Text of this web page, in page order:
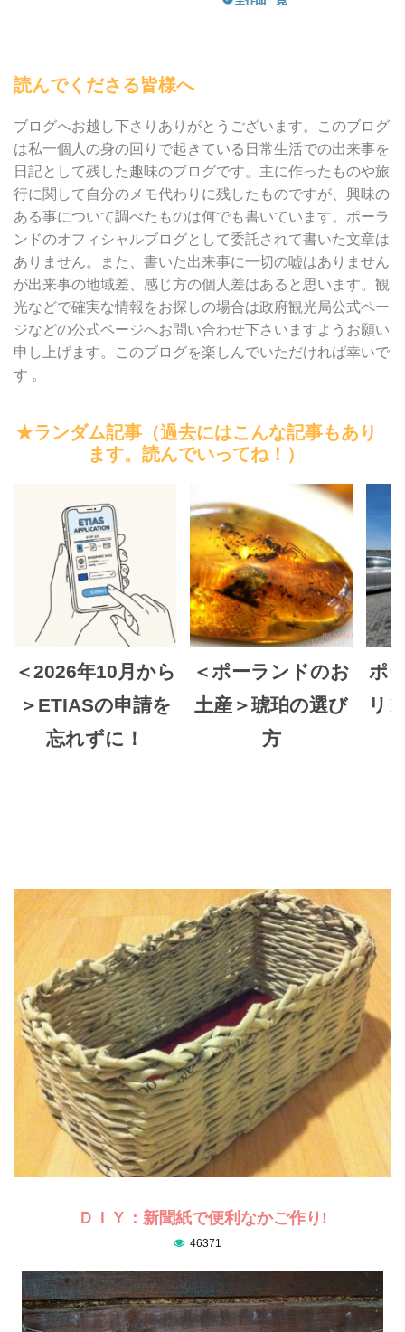
読んでくださる皆様へ
ブログへお越し下さりありがとうございます。このブログ
は私一個人の身の回りで起きている日常生活での出来事を
日記として残した趣味のブログです。主に作ったものや旅
行に関して自分のメモ代わりに残したものですが、興味の
ある事について調べたものは何でも書いています。ポーラ
ンドのオフィシャルブログとして委託されて書いた文章は
ありません。また、書いた出来事に一切の嘘はありません
が出来事の地域差、感じ方の個人差はあると思います。観
光などで確実な情報をお探しの場合は政府観光局公式ペー
ジなどの公式ページへお問い合わせ下さいますようお願い
申し上げます。このブログを楽しんでいただければ幸いで
す 。
★ランダム記事（過去にはこんな記事もあり
ます。読んでいってね！）
＜2026年10月から
＞ETIASの申請を
忘れずに！
＜ポーランドのお
土産＞琥珀の選び
方
ポ
リ
ＤＩＹ：新聞紙で便利なかご作り!
46371